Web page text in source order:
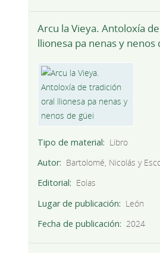
Arcu la Vieya. Antoloxía
llionesa pa nenas y nenos
Tipo de material
Libro
Autor
Bartolomé, Nicolás y
Editorial
Eolas
Lugar de publicación
León
Fecha de publicación
2024